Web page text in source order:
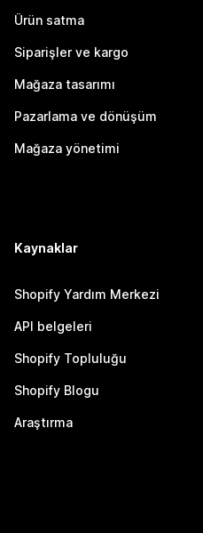
Ürün satma
Siparişler ve kargo
Mağaza tasarımı
Pazarlama ve dönüşüm
Mağaza yönetimi
Kaynaklar
Shopify Yardım Merkezi
API belgeleri
Shopify Topluluğu
Shopify Blogu
Araştırma